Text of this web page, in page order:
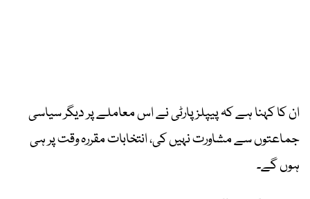
ان کا کہنا ہے کہ پیپلز پارٹی نے اس معاملے پر دیگر سیاسی
جماعتوں سے مشاورت نہیں کی، انتخابات مقررہ وقت پر ہی
ہوں گے۔